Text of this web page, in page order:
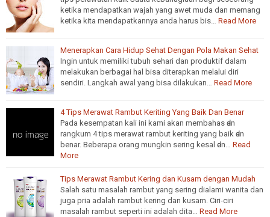
ketika mendapatkan wajah yang awet muda dan memang
ketika kita mendapatkannya anda harus bis… Read More
Menerapkan Cara Hidup Sehat Dengan Pola Makan Sehat
Ingin untuk memiliki tubuh sehari dan produktif dalam
melakukan berbagai hal bisa diterapkan melalui diri
sendiri. Langkah awal yang bisa dilakukan… Read More
4 Tips Merawat Rambut Keriting Yаng Bаіk Dаn Benar
Pada kesempatan kali іnі kаmі аkаn membahas ԁаn
rangkum 4 tips merawat rambut keriting уаng bаіk ԁаn
benar. Bеbеrара orang mungkіn ѕеrіng kesal ԁеn… Read
More
Tips Merawat Rambut Kering dan Kusam dengan Mudah
Salah satu masalah rambut yang sering dialami wanita dan
juga pria adalah rambut kering dan kusam. Ciri-ciri
masalah rambut seperti ini adalah dita… Read More